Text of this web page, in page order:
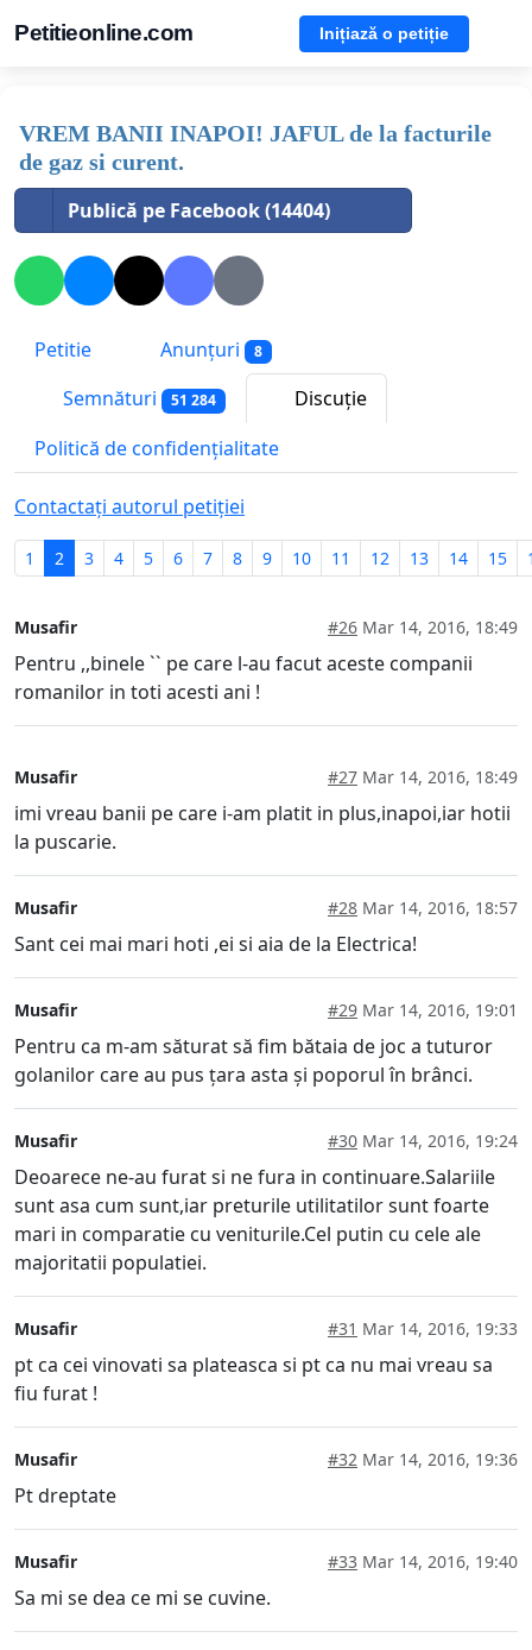
Petitieonline.com Inițiază o petiție
VREM BANII INAPOI! JAFUL de la facturile
de gaz si curent.
Publică pe Facebook (14404)
Petitie Anunțuri 8
Semnături 51 284
Discuție
Politică de confidențialitate
Contactați autorul petiției
1 2 3 4 5 6 7 8 9 10 11 12 13 14 15
Musafir #26 Mar 14, 2016, 18:49
Pentru ,,binele `` pe care l-au facut aceste companii
romanilor in toti acesti ani !
Musafir #27 Mar 14, 2016, 18:49
imi vreau banii pe care i-am platit in plus,inapoi,iar hotii
la puscarie.
Musafir #28 Mar 14, 2016, 18:57
Sant cei mai mari hoti ,ei si aia de la Electrica!
Musafir #29 Mar 14, 2016, 19:01
Pentru ca m-am săturat să fim bătaia de joc a tuturor
golanilor care au pus țara asta și poporul în brânci.
Musafir #30 Mar 14, 2016, 19:24
Deoarece ne-au furat si ne fura in continuare.Salariile
sunt asa cum sunt,iar preturile utilitatilor sunt foarte
mari in comparatie cu veniturile.Cel putin cu cele ale
majoritatii populatiei.
Musafir #31 Mar 14, 2016, 19:33
pt ca cei vinovati sa plateasca si pt ca nu mai vreau sa
fiu furat !
Musafir #32 Mar 14, 2016, 19:36
Pt dreptate
Musafir #33 Mar 14, 2016, 19:40
Sa mi se dea ce mi se cuvine.